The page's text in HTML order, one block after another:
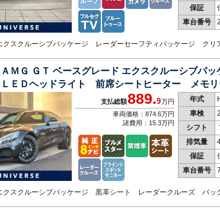
保証
車台番号
クスクルーシブパッケージ レーダーセーフティパッケージ ク
ＡＭＧ ＧＴ ベースグレード エクスクルーシブ
ＥＤヘッドライト 前席シートヒーター メモ
禁煙車
年式
車検
シフト
排気量
保証
車台番号
支払総額889.9万円
車両価格：874.6万円
諸費用：15.3万円
クスクルーシブパッケージ 黒革シート レーダークルーズ バ